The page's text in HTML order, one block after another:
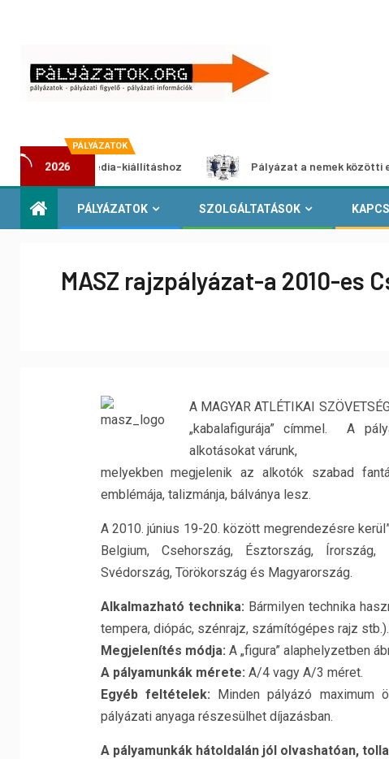
PÁLYÁZATOK
2026
multimédia-kiállításhoz Pályázat a nemek közötti
PÁLYÁZATOK SZOLGÁLTATÁSOK
MASZ rajzpályázat-a 2010-es
A MAGYAR ATLÉTIKAI
„kabalafigurája” címmel. A
alkotásokat várunk,
melyekben megjelenik az alkotók szabad
emblémája, talizmánja, bálványa lesz.
A 2010. június 19-20. között megrendezésre
Belgium, Csehország, Észtország, Írország,
Svédország, Törökország és Magyarország.
Alkalmazható technika: Bármilyen technika
tempera, diópác, szénrajz, számítógépes rajz stb.).
Megjelenítés módja: A „figura” alaphelyzetben
A pályamunkák mérete: A/4 vagy A/3 méret.
Egyéb feltételek: Minden pályázó maximum
pályázati anyaga részesülhet díjazásban.
A pályamunkák hátoldalán jól olvashatóan,